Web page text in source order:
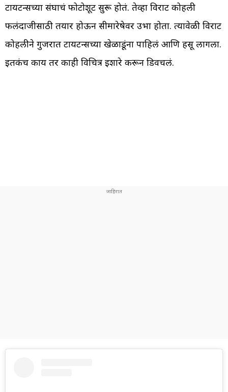
टायटन्सच्या संघाचं फोटोशूट सुरू होतं. तेव्हा विराट कोहली
फलंदाजीसाठी तयार होऊन सीमारेषेवर उभा होता. त्यावेळी विराट
कोहलीने गुजरात टायटन्सच्या खेळाडूंना पाहिलं आणि हसू लागला.
इतकंच काय तर काही विचित्र इशारे करून डिवचलं.